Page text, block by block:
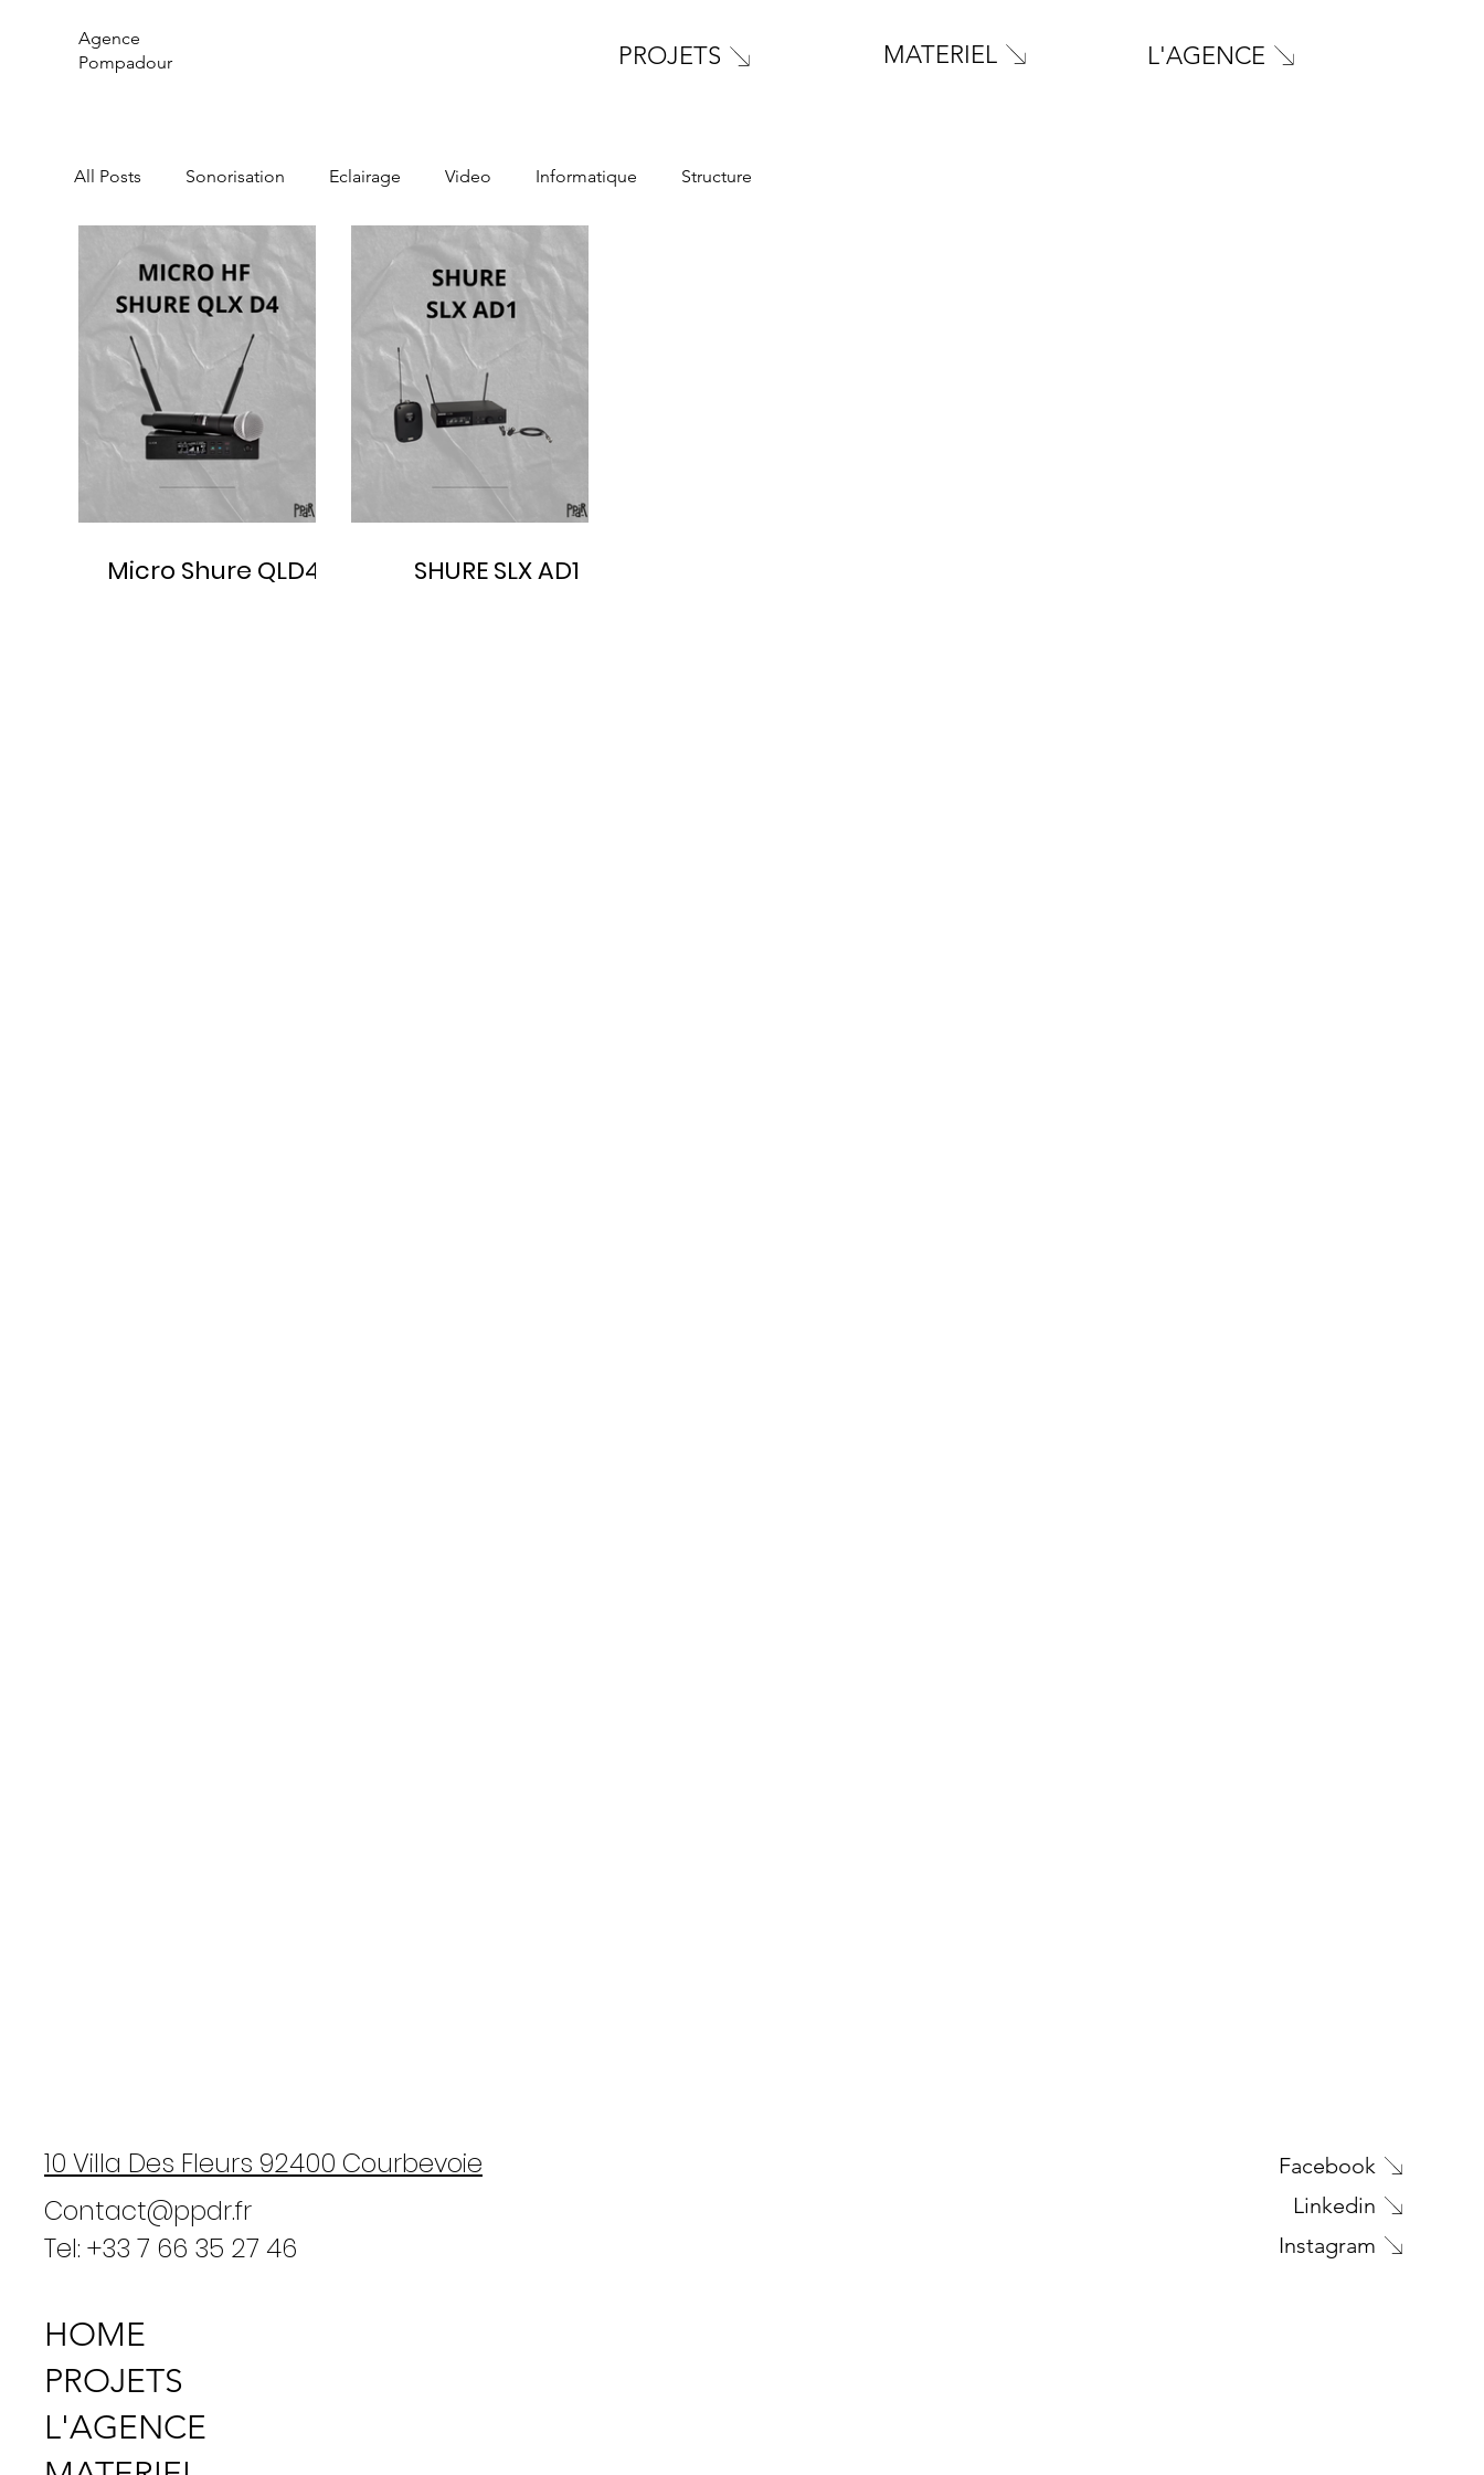
Agence
Pompadour
PROJETS MATERIEL L'AGENCE
All Posts Sonorisation Eclairage Video Informatique Structure
Micro Shure QLD4 +
SHURE SLX AD1
Contact@ppdr.fr
Tel: +33 7 66 35 27 46
10 Villa Des Fleurs 92400 Courbevoie
HOME
PROJETS
L'AGENCE
Facebook
Linkedin
Instagram